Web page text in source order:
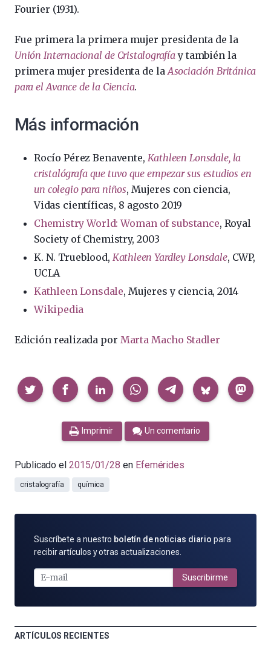
Fourier (1931).
Fue primera la primera mujer presidenta de la
Unión Internacional de Cristalografíay también la
primera mujer presidenta de laAsociación Británica
para el Avance de la Ciencia.
Más información
Rocío Pérez Benavente, Kathleen Lonsdale, la
cristalógrafa que tuvo que empezar sus estudios en
un colegio para niños, Mujeres con ciencia,
Vidas científicas, 8 agosto 2019
Chemistry World: Woman of substance, Royal
Society of Chemistry, 2003
K. N. Trueblood, Kathleen Yardley Lonsdale, CWP,
UCLA
Kathleen Lonsdale, Mujeres y ciencia, 2014
Wikipedia
Edición realizada por Marta Macho Stadler
Compartir
Imprimir Un comentario
Publicado el 2015/01/28 en Efemérides
cristalografía química
SUSCRÍBETE
POR
MAIL
Suscríbete a nuestro boletín de noticias diario para
recibir artículos y otras actualizaciones.
Suscribirme
ARTÍCULOS RECIENTES